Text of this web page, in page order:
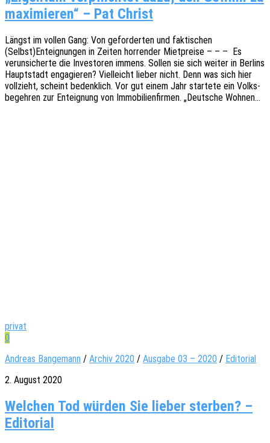
maximieren“ – Pat Christ
Längst im vollen Gang: Von gefor­der­ten und fakti­schen
(Selbst)Enteignungen in Zeiten horren­der Miet­prei­se – – – Es
verun­si­cher­te die Inves­to­ren immens. Sollen sie sich weiter in Berlins
Haupt­stadt enga­gie­ren? Viel­leicht lieber nicht. Denn was sich hier
voll­zieht, scheint bedenk­lich. Vor gut einem Jahr star­te­te ein Volks­
be­geh­ren zur Enteig­nung von Immo­bi­li­en­fir­men. „Deut­sche Wohnen…
privat
0
Andreas Bangemann / Archiv 2020 / Ausgabe 03 – 2020 / Editorial
2. August 2020
Welchen Tod würden Sie lieber sterben? –
Editorial